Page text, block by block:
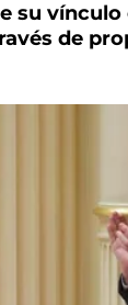
su
de